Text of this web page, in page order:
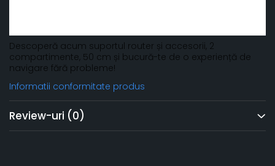
Descoperă acum suportul router și accesorii, 2
compartimente, 50 cm și bucură-te de o experiență de
navigare fără probleme!
Informatii conformitate produs
Review-uri (0)